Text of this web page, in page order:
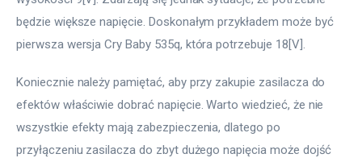
będzie większe napięcie. Doskonałym przykładem może być
pierwsza wersja Cry Baby 535q, która potrzebuje 18[V].
Koniecznie należy pamiętać, aby przy zakupie zasilacza do
efektów właściwie dobrać napięcie. Warto wiedzieć, że nie
wszystkie efekty mają zabezpieczenia, dlatego po
przyłączeniu zasilacza do zbyt dużego napięcia może dojść